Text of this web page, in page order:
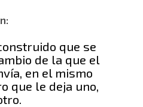
que se
de la que el
en el mismo
que le deja uno,